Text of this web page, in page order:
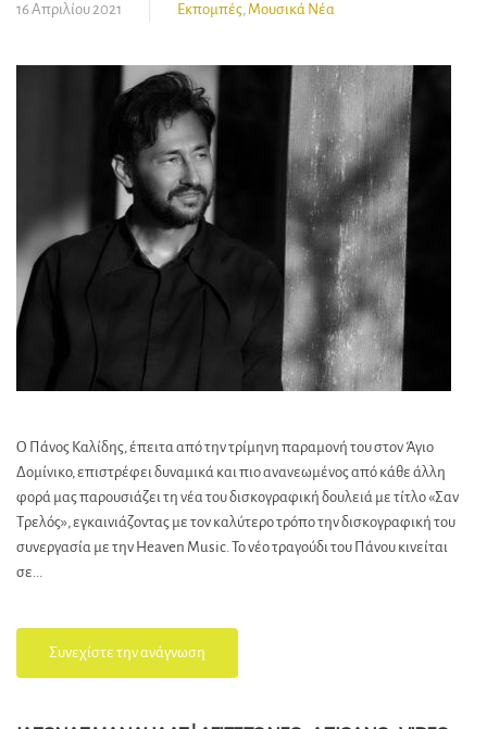
16 Απριλίου 2021 Εκπομπές, Μουσικά Νέα
Ο Πάνος Καλίδης, έπειτα από την τρίμηνη παραμονή του στον Άγιο
Δομίνικο, επιστρέφει δυναμικά και πιο ανανεωμένος από κάθε άλλη
φορά μας παρουσιάζει τη νέα του δισκογραφική δουλειά με τίτλο «Σαν
Τρελός», εγκαινιάζοντας με τον καλύτερο τρόπο την δισκογραφική του
συνεργασία με την Heaven Music. Το νέο τραγούδι του Πάνου κινείται
σε...
Συνεχίστε την ανάγνωση